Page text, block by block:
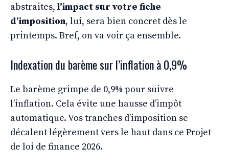
abstraites, l’impact sur votre fiche
d’imposition, lui, sera bien concret dès le
printemps. Bref, on va voir ça ensemble.
Indexation du barème sur l’inflation à 0,9%
Le barème grimpe de 0,9% pour suivre
l’inflation. Cela évite une hausse d’impôt
automatique. Vos tranches d’imposition se
décalent légèrement vers le haut dans ce Projet
de loi de finance 2026.